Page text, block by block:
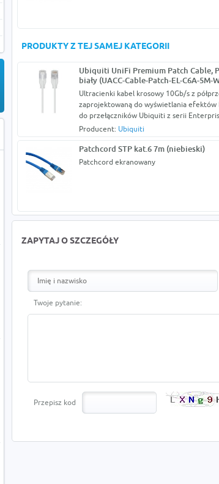
PRODUKTY Z TEJ SAMEJ KATEGORII
Ubiquiti UniFi Premium Patch Cable,
biały (UACC-Cable-Patch-EL-C6A-5M-
Ultracienki kabel krosowy 10Gb/s z
zaprojektowaną do wyświetlania
do przełączników Ubiquiti z serii
Producent: Ubiquiti
Patchcord STP kat.6 7m (niebieski)
Patchcord ekranowany
ZAPYTAJ O SZCZEGÓŁY
Twoje pytanie:
Przepisz kod